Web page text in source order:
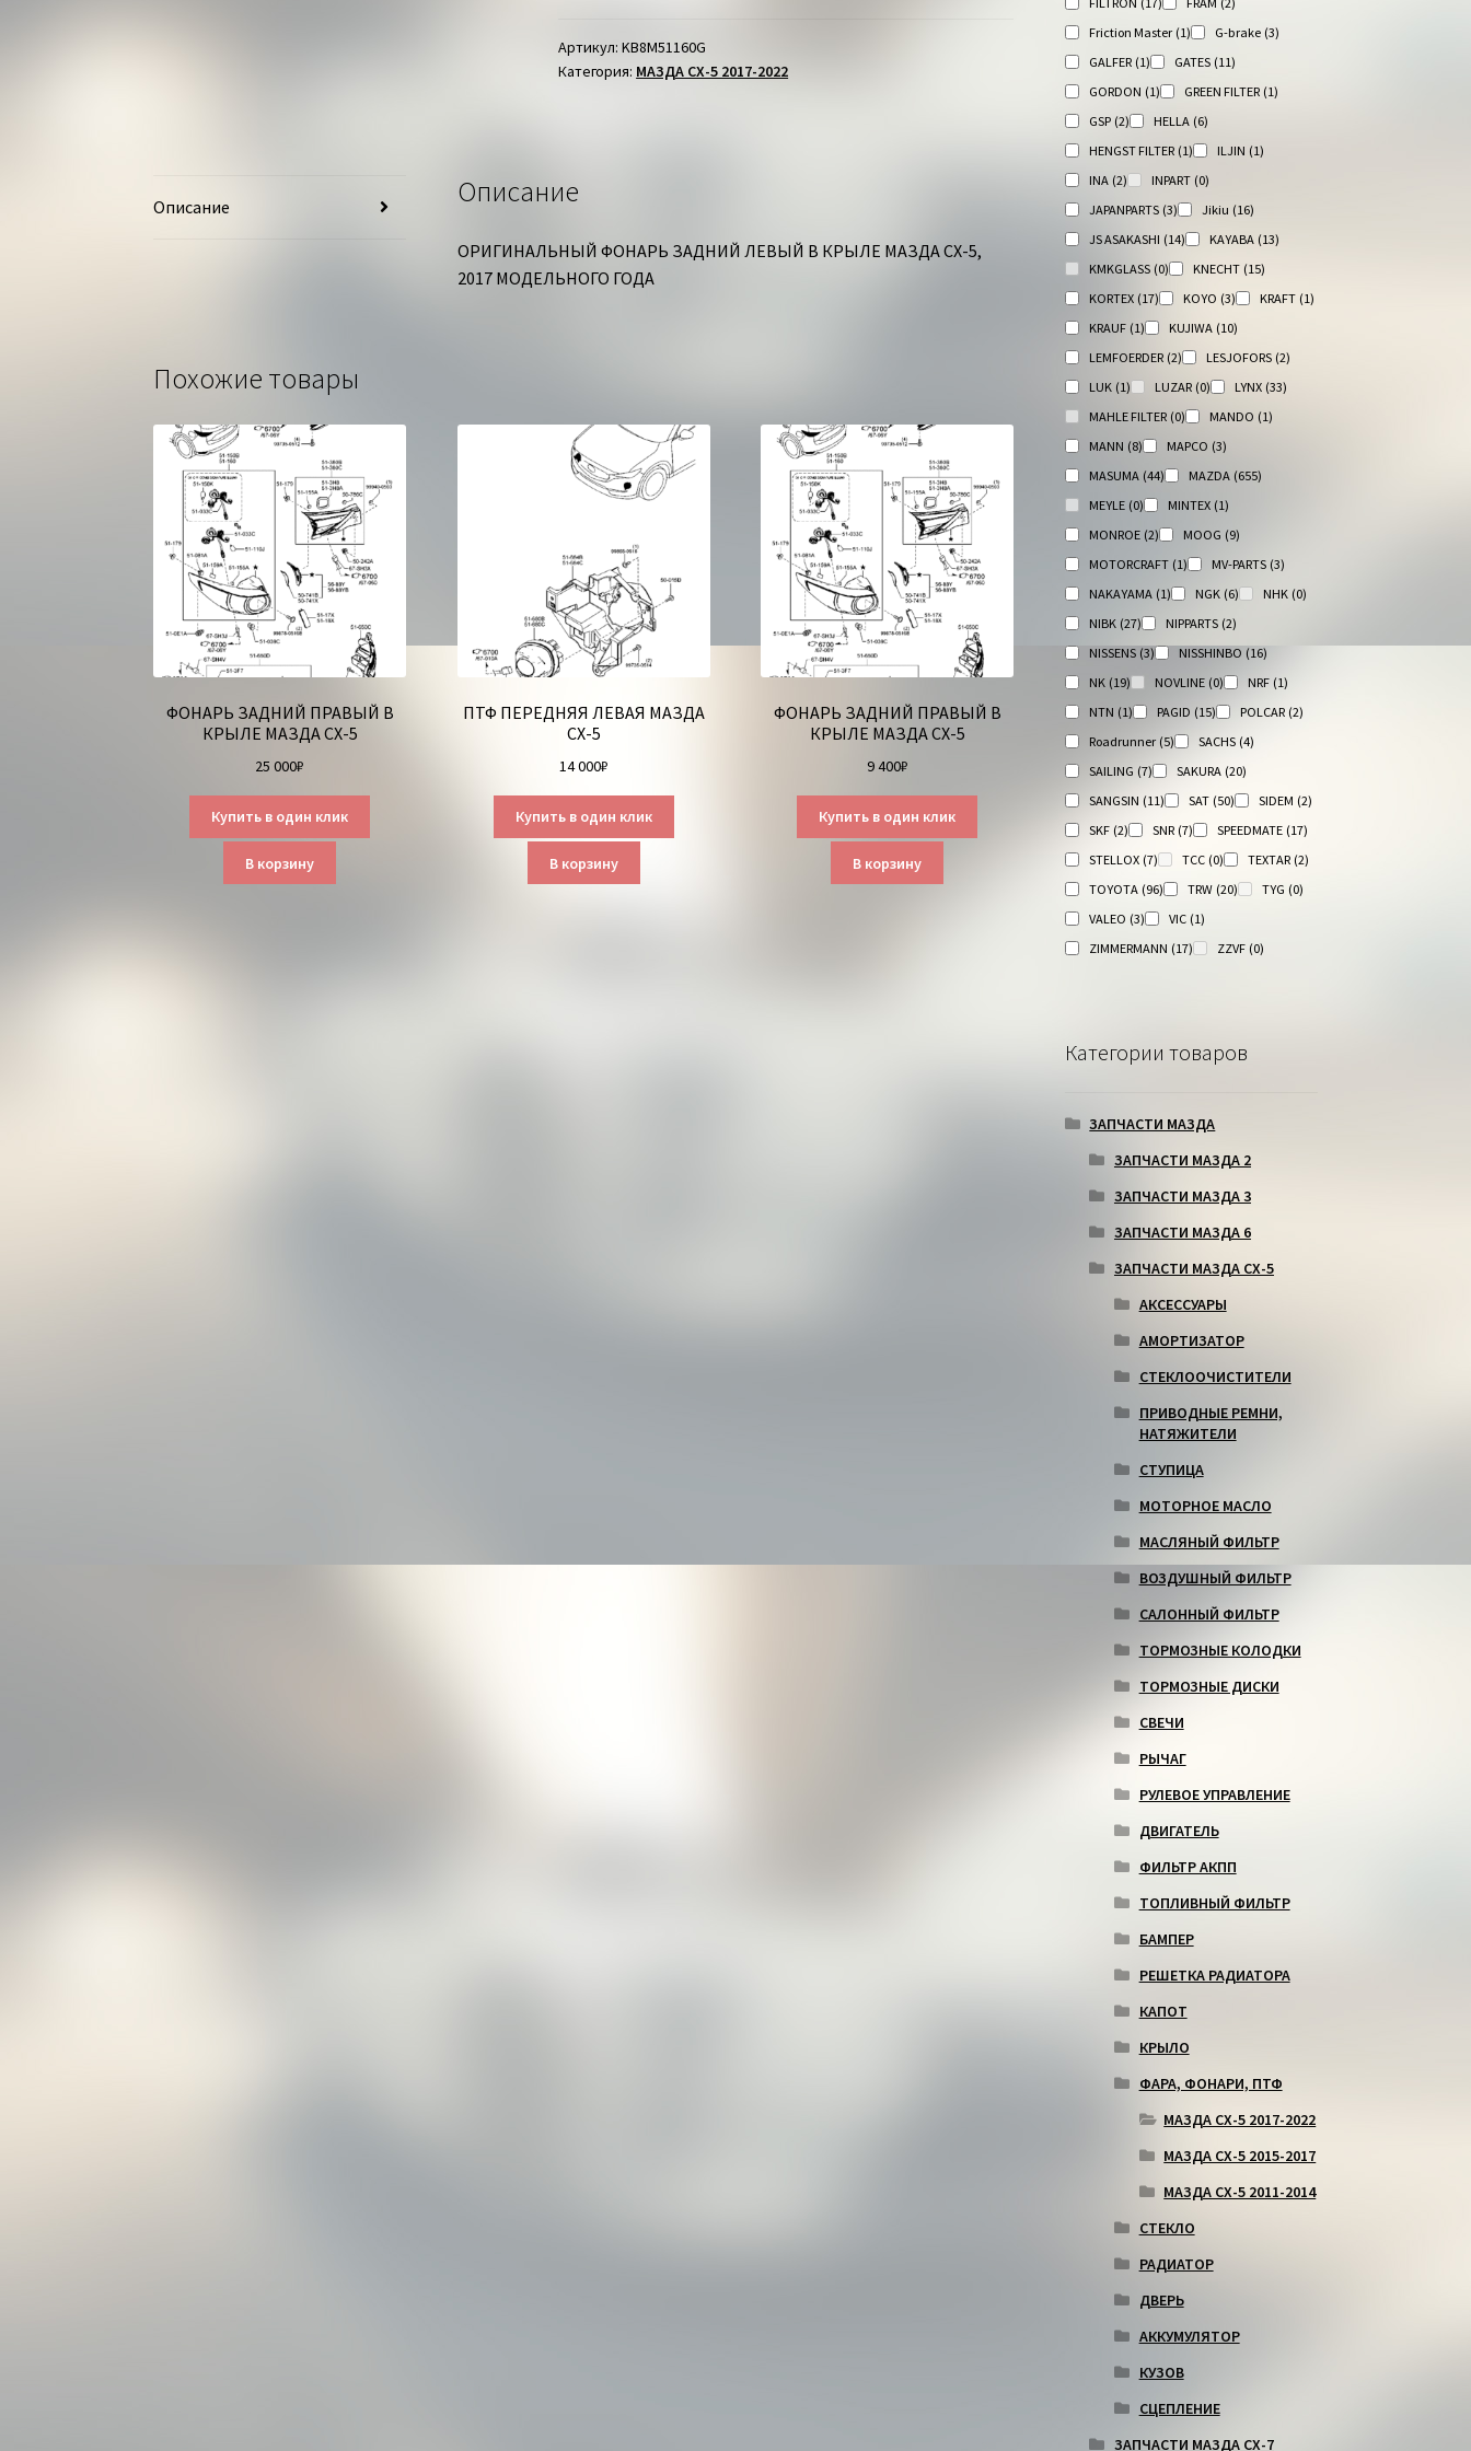
ЛЕВЫЙ
В
Артикул:KB8M51160G
Категория: МАЗДА СХ-5 2017-2022
Описание Описание
ОРИГИНАЛЬНЫЙ ФОНАРЬ ЗАДНИЙ ЛЕВЫЙ В КРЫЛЕ МАЗДА СХ-5,
2017 МОДЕЛЬНОГО ГОДА
Похожие товары
ФОНАРЬ ЗАДНИЙ ПРАВЫЙ В
КРЫЛЕ МАЗДА СХ-5
25 000₽
Купить в один клик
В корзину
ПТФ ПЕРЕДНЯЯ ЛЕВАЯ МАЗДА
СХ-5
14 000₽
Купить в один клик
В корзину
ФОНАРЬ ЗАДНИЙ ПРАВЫЙ В
КРЫЛЕ МАЗДА СХ-5
9 400₽
Купить в один клик
В корзину
Friction Master (1) G-brake (3)
GALFER (1) GATES (11)
GORDON (1) GREEN FILTER (1)
GSP (2) HELLA (6)
HENGST FILTER (1) ILJIN (1)
INA (2) INPART (0)
JAPANPARTS (3) Jikiu (16)
JS ASAKASHI (14) KAYABA (13)
KMKGLASS (0) KNECHT (15)
KORTEX (17) KOYO (3) KRAFT (1)
KRAUF (1) KUJIWA (10)
LEMFOERDER (2) LESJOFORS (2)
LUK (1) LUZAR (0) LYNX (33)
MAHLE FILTER (0) MANDO (1)
MANN (8) MAPCO (3)
MASUMA (44) MAZDA (655)
MEYLE (0) MINTEX (1)
MONROE (2) MOOG (9)
MOTORCRAFT (1) MV-PARTS (3)
NAKAYAMA (1) NGK (6) NHK (0)
NIBK (27) NIPPARTS (2)
NISSENS (3) NISSHINBO (16)
NK (19) NOVLINE (0) NRF (1)
NTN (1) PAGID (15) POLCAR (2)
Roadrunner (5) SACHS (4)
SAILING (7) SAKURA (20)
SANGSIN (11) SAT (50) SIDEM (2)
SKF (2) SNR (7) SPEEDMATE (17)
STELLOX (7) TCC (0) TEXTAR (2)
TOYOTA (96) TRW (20) TYG (0)
VALEO (3) VIC (1)
ZIMMERMANN (17) ZZVF (0)
Категории товаров
ЗАПЧАСТИ МАЗДА
ЗАПЧАСТИ МАЗДА 2
ЗАПЧАСТИ МАЗДА 3
ЗАПЧАСТИ МАЗДА 6
ЗАПЧАСТИ МАЗДА СХ-5
АКСЕССУАРЫ
АМОРТИЗАТОР
СТЕКЛООЧИСТИТЕЛИ
ПРИВОДНЫЕ РЕМНИ,
НАТЯЖИТЕЛИ
СТУПИЦА
МОТОРНОЕ МАСЛО
МАСЛЯНЫЙ ФИЛЬТР
ВОЗДУШНЫЙ ФИЛЬТР
САЛОННЫЙ ФИЛЬТР
ТОРМОЗНЫЕ КОЛОДКИ
ТОРМОЗНЫЕ ДИСКИ
СВЕЧИ
РЫЧАГ
РУЛЕВОЕ УПРАВЛЕНИЕ
ДВИГАТЕЛЬ
ФИЛЬТР АКПП
ТОПЛИВНЫЙ ФИЛЬТР
БАМПЕР
РЕШЕТКА РАДИАТОРА
КАПОТ
КРЫЛО
ФАРА, ФОНАРИ, ПТФ
МАЗДА СХ-5 2017-2022
МАЗДА СХ-5 2015-2017
МАЗДА СХ-5 2011-2014
СТЕКЛО
РАДИАТОР
ДВЕРЬ
АККУМУЛЯТОР
КУЗОВ
СЦЕПЛЕНИЕ
ЗАПЧАСТИ МАЗДА СХ-7